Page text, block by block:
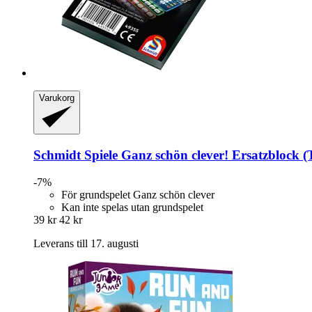
Varukorg
Schmidt Spiele Ganz schön clever! Ersatzblock
-7%
För grundspelet Ganz schön clever
Kan inte spelas utan grundspelet
39 kr 42 kr
Leverans till 17. augusti